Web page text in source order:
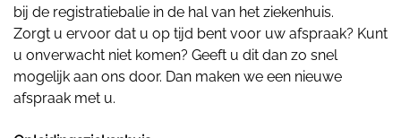
bij de registratiebalie in de hal van het ziekenhuis.
Zorgt u ervoor dat u op tijd bent voor uw afspraak? Kunt
u onverwacht niet komen? Geeft u dit dan zo snel
mogelijk aan ons door. Dan maken we een nieuwe
afspraak met u.